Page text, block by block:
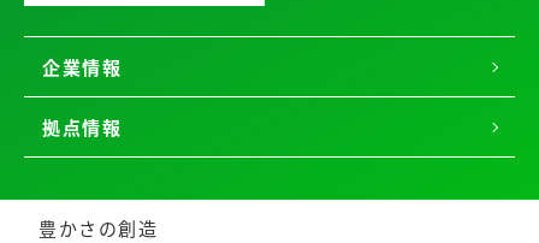
企業情報
拠点情報
豊かさの創造